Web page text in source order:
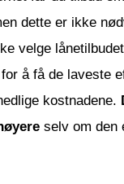
dette er ikke
velge
å få de laveste
kostnadene.
selv om den